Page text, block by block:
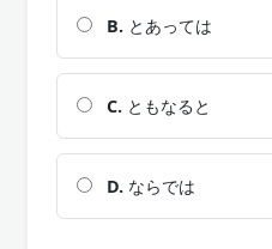
B. とあっては
C. ともなると
D. ならでは